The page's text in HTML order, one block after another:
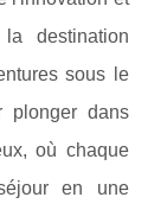
destination
sous le
plonger dans
où chaque
en une